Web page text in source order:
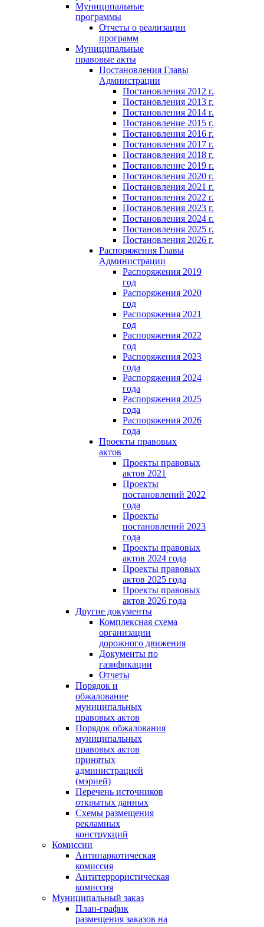
Муниципальные
программы
Отчеты о реализации
программ
Муниципальные
правовые акты
Постановления Главы
Адмнистрации
Постановления 2012 г.
Постановления 2013 г.
Постановления 2014 г.
Постановление 2015 г.
Постановления 2016 г.
Постановления 2017 г.
Постановления 2018 г.
Постановление 2019 г.
Постановления 2020 г.
Постановления 2021 г.
Постановления 2022 г.
Постановления 2023 г.
Постановления 2024 г.
Постановления 2025 г.
Постановления 2026 г.
Распоряжения Главы
Администрации
Распоряжения 2019
год
Распоряжения 2020
год
Распоряжения 2021
год
Распоряжения 2022
год
Распоряжения 2023
года
Распоряжения 2024
года
Распоряжения 2025
года
Распоряжения 2026
года
Проекты правовых
актов
Проекты правовых
актов 2021
Проекты
постановлений 2022
года
Проекты
постановлений 2023
года
Проекты правовых
актов 2024 года
Проекты правовых
актов 2025 года
Проекты правовых
актов 2026 года
Другие документы
Комплексная схема
организации
дорожного движения
Документы по
газификации
Отчеты
Порядок и
обжалование
муниципальных
правовых актов
Порядок обжалования
муниципальных
правовых актов
принятых
администрацией
(мэрией)
Перечень источников
открытых данных
Схемы размещения
рекламных
конструкций
Комиссии
Антинаркотическая
комиссия
Антитеррористическая
комиссия
Муниципальный заказ
План-график
размещения заказов на